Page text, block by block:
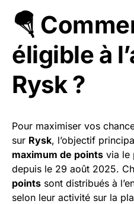
🪂
éligible à
Rysk ?
Pour maximiser vos
sur Rysk, l’objectif
maximum de points via le
depuis le 29 août 2025.
points sont distribués à
selon leur activité sur la